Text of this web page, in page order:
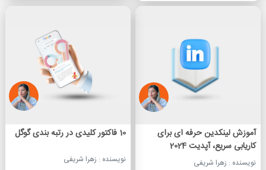
آموزش لینکدین حرفه ای برای
کاریابی سریع، آپدیت 2024
نویسنده : زهرا شریفی
10 فاکتور کلیدی در رتبه بندی گوگل
نویسنده : زهرا شریفی